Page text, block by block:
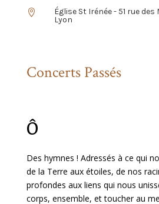

Église St Irénée - 51 rue
Lyon
Concerts Passés
Ô
Des hymnes ! Adressés à ce qui
de la Terre aux étoiles, de nos
profondes aux liens qui nous
corps, ensemble, et toucher au